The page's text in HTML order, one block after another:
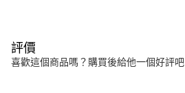
評價
喜歡這個商品嗎？購買後給他一個好評吧